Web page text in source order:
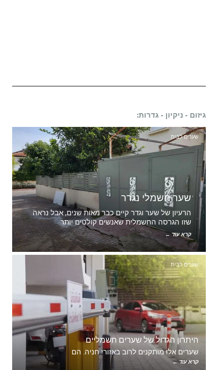
גיזום - ניקיון - גדרות:
שערים לבית
שער חשמלי נגרר
הרעיון של שער וגדר קיים כבר מאות שנים, אבל נראה
שזו הגרסה החשמלית שאנשים קולטים יותר
קרא עוד ←
שערים לבית
היתרון הגדול של שערים חשמליים
שערים אלו מותקנים לרוב באזורי חניה. הם
קרא עוד ←